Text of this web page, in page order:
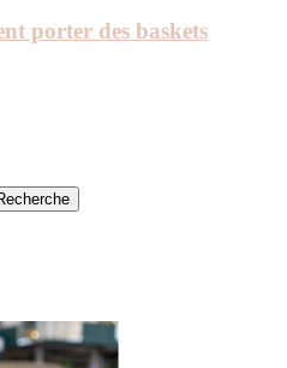
porter des baskets